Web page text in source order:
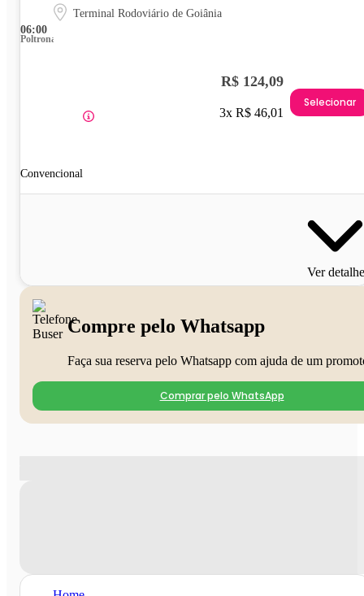
06:00
Terminal Rodoviário de Goiânia
Poltrona
Convencional
R$ 124,09
3x R$ 46,01
Selecionar
Ver
Compre pelo Whatsapp
Faça sua reserva pelo Whatsapp com ajuda de um
Comprar pelo WhatsApp